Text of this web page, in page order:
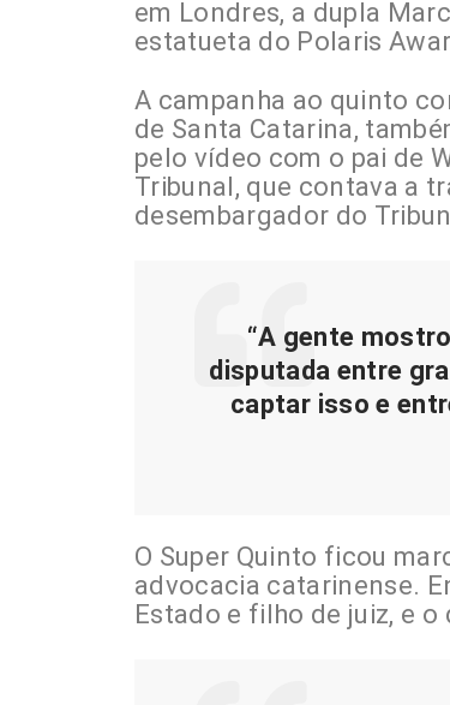
em Londres, a dupla
estatueta do Polaris
A campanha ao quinto
de Santa Catarina,
pelo vídeo com o pai de
Tribunal, que contava a
desembargador do
“A gente
disputada entre
captar isso e
O Super Quinto ficou
advocacia catarinense.
Estado e filho de juiz, e